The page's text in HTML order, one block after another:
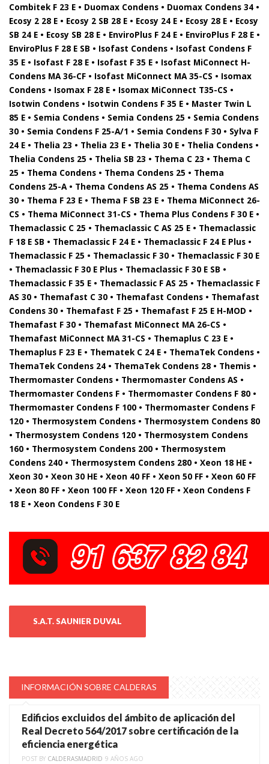
Combitek F 23 E • Duomax Condens • Duomax Condens 34 •
Ecosy 2 28 E • Ecosy 2 SB 28 E • Ecosy 24 E • Ecosy 28 E • Ecosy
SB 24 E • Ecosy SB 28 E • EnviroPlus F 24 E • EnviroPlus F 28 E •
EnviroPlus F 28 E SB • Isofast Condens • Isofast Condens F
35 E • Isofast F 28 E • Isofast F 35 E • Isofast MiConnect H-
Condens MA 36-CF • Isofast MiConnect MA 35-CS • Isomax
Condens • Isomax F 28 E • Isomax MiConnect T35-CS •
Isotwin Condens • Isotwin Condens F 35 E • Master Twin L
85 E • Semia Condens • Semia Condens 25 • Semia Condens
30 • Semia Condens F 25-A/1 • Semia Condens F 30 • Sylva F
24 E • Thelia 23 • Thelia 23 E • Thelia 30 E • Thelia Condens •
Thelia Condens 25 • Thelia SB 23 • Thema C 23 • Thema C
25 • Thema Condens • Thema Condens 25 • Thema
Condens 25-A • Thema Condens AS 25 • Thema Condens AS
30 • Thema F 23 E • Thema F SB 23 E • Thema MiConnect 26-
CS • Thema MiConnect 31-CS • Thema Plus Condens F 30 E •
Themaclassic C 25 • Themaclassic C AS 25 E • Themaclassic
F 18 E SB • Themaclassic F 24 E • Themaclassic F 24 E Plus •
Themaclassic F 25 • Themaclassic F 30 • Themaclassic F 30 E
• Themaclassic F 30 E Plus • Themaclassic F 30 E SB •
Themaclassic F 35 E • Themaclassic F AS 25 • Themaclassic F
AS 30 • Themafast C 30 • Themafast Condens • Themafast
Condens 30 • Themafast F 25 • Themafast F 25 E H-MOD •
Themafast F 30 • Themafast MiConnect MA 26-CS •
Themafast MiConnect MA 31-CS • Themaplus C 23 E •
Themaplus F 23 E • Thematek C 24 E • ThemaTek Condens •
ThemaTek Condens 24 • ThemaTek Condens 28 • Themis •
Thermomaster Condens • Thermomaster Condens AS •
Thermomaster Condens F • Thermomaster Condens F 80 •
Thermomaster Condens F 100 • Thermomaster Condens F
120 • Thermosystem Condens • Thermosystem Condens 80
• Thermosystem Condens 120 • Thermosystem Condens
160 • Thermosystem Condens 200 • Thermosystem
Condens 240 • Thermosystem Condens 280 • Xeon 18 HE •
Xeon 30 • Xeon 30 HE • Xeon 40 FF • Xeon 50 FF • Xeon 60 FF
• Xeon 80 FF • Xeon 100 FF • Xeon 120 FF • Xeon Condens F
18 E • Xeon Condens F 30 E
S.A.T. SAUNIER DUVAL
INFORMACIÓN SOBRE CALDERAS
Edificios excluidos del ámbito de aplicación del
Real Decreto 564/2017 sobre certificación de la
eficiencia energética
POST BY CALDERASMADRID 9 AÑOS AGO